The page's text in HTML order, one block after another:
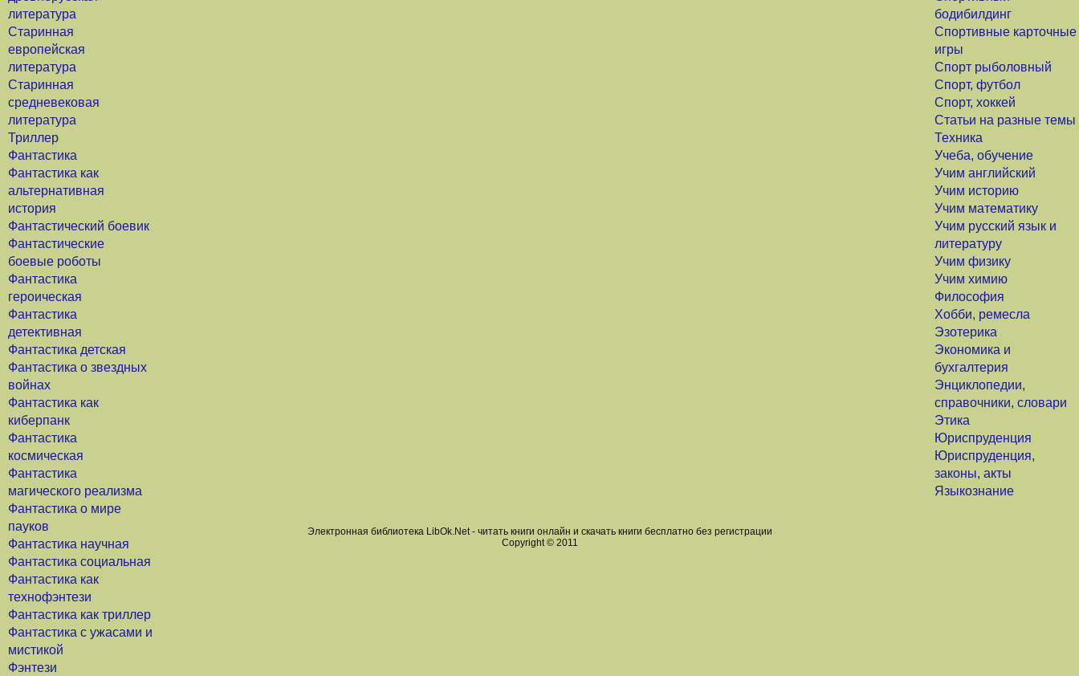
литература
Старинная
европейская
литература
Старинная
средневековая
литература
Триллер
Фантастика
Фантастика как
альтернативная
история
Фантастический боевик
Фантастические
боевые роботы
Фантастика
героическая
Фантастика
детективная
Фантастика детская
Фантастика о звездных
войнах
Фантастика как
киберпанк
Фантастика
космическая
Фантастика
магического реализма
Фантастика о мире
пауков
Фантастика научная
Фантастика социальная
Фантастика как
технофэнтези
Фантастика как триллер
Фантастика с ужасами и
мистикой
Фэнтези
бодибилдинг
Спортивные карточные
игры
Спорт рыболовный
Спорт, футбол
Спорт, хоккей
Статьи на разные темы
Техника
Учеба, обучение
Учим английский
Учим историю
Учим математику
Учим русский язык и
литературу
Учим физику
Учим химию
Философия
Хобби, ремесла
Эзотерика
Экономика и
бухгалтерия
Энциклопедии,
справочники, словари
Этика
Юриспруденция
Юриспруденция,
законы, акты
Языкознание
Электронная библиотека LibOk.Net - читать книги онлайн и скачать книги бесплатно без регистрации
Copyright © 2011